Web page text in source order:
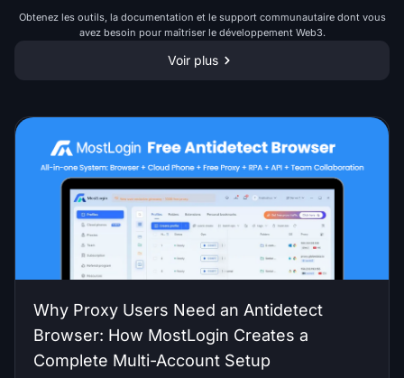
Obtenez les outils, la documentation et le support communautaire dont vous
avez besoin pour maîtriser le développement Web3.
Voir plus
Why Proxy Users Need an Antidetect
Browser: How MostLogin Creates a
Complete Multi-Account Setup